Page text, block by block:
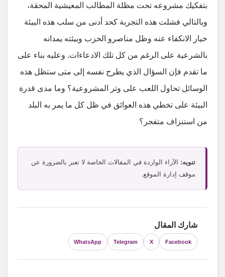
بتفكيك مشروعه تحت مظلة المطالب المعيشية المحقة،
وبالتالي فشلت هذه التجربة كحد أدنى من سلب هذه البيئة
خيار الانكفاء عنه وظل مناصرو الحزب وبيئته يمدانه
بالشرعية على الرغم من كل تلك الادعاءات. وعليه بناء على
ما تقدم فإن السؤال الذي يطرح نفسه إلى متى ستظل هذه
الوسائل تحاول اللعب على وتر المشروعية؟ وما مدى قدرة
البيئة على تخطي هذه العوائق في ظل كل ما يمر به البلد
من استنزاف متفجر؟
تنويه: الآراء الواردة في المقالات الخاصة لا تعبر بالضرورة عن
موقف إدارة الموقع.
شارك المقال
Facebook
X
Telegram
WhatsApp